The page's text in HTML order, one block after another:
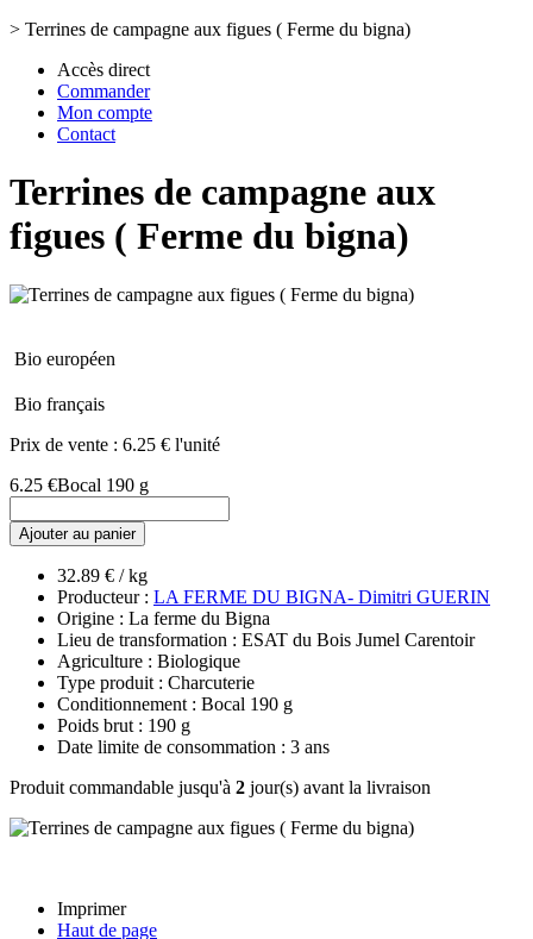
> Terrines de campagne aux figues ( Ferme du bigna)
Accès direct
Commander
Mon compte
Contact
Terrines de campagne aux
figues ( Ferme du bigna)
Bio européen
Bio français
Prix de vente : 6.25 € l'unité
6.25 €Bocal 190 g
Ajouter au panier
32.89 € / kg
Producteur : LA FERME DU BIGNA- Dimitri GUERIN
Origine : La ferme du Bigna
Lieu de transformation : ESAT du Bois Jumel Carentoir
Agriculture : Biologique
Type produit : Charcuterie
Conditionnement : Bocal 190 g
Poids brut : 190 g
Date limite de consommation : 3 ans
Produit commandable jusqu'à 2 jour(s) avant la livraison
Imprimer
Haut de page